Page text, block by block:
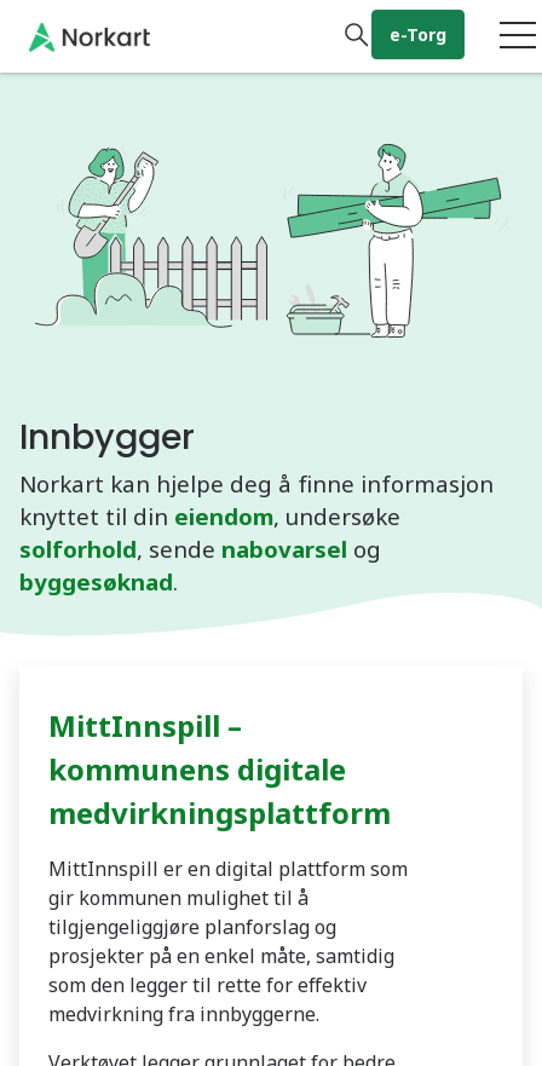
e-Torg
Innbygger
Norkart kan hjelpe deg å finne informasjon
knyttet til din eiendom, undersøke
solforhold, sende nabovarsel og
byggesøknad.
MittInnspill –
kommunens digitale
medvirkningsplattform
MittInnspill er en digital plattform som
gir kommunen mulighet til å
tilgjengeliggjøre planforslag og
prosjekter på en enkel måte, samtidig
som den legger til rette for effektiv
medvirkning fra innbyggerne.